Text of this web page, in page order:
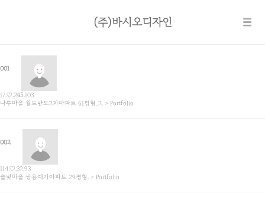
(주)바시오디자인
001
17.♡.245.103
나루마을 월드반도2차아파트 61평형_2. > Portfolio
002
114.♡.32.93
솔빛마을 쌍용예가아파트 29평형. > Portfolio